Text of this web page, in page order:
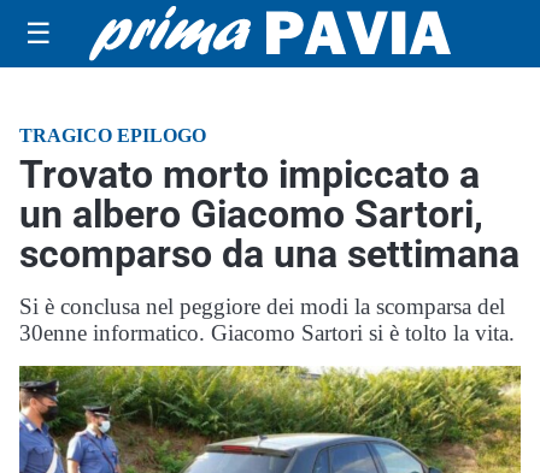
☰
TRAGICO EPILOGO
Trovato morto impiccato a
un albero Giacomo Sartori,
scomparso da una settimana
Si è conclusa nel peggiore dei modi la scomparsa del
30enne informatico. Giacomo Sartori si è tolto la vita.